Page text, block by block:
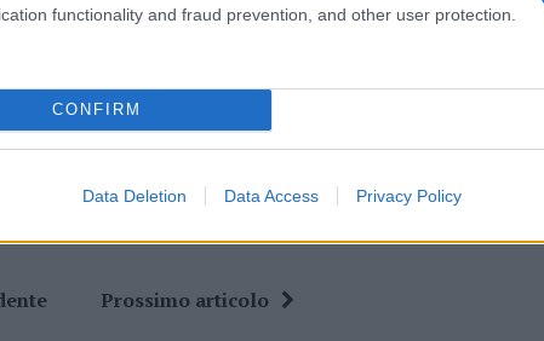
functionality and fraud prevention, and other user protection.
CONFIRM
Data Deletion Data Access Privacy Policy
news da
Prossimo articolo